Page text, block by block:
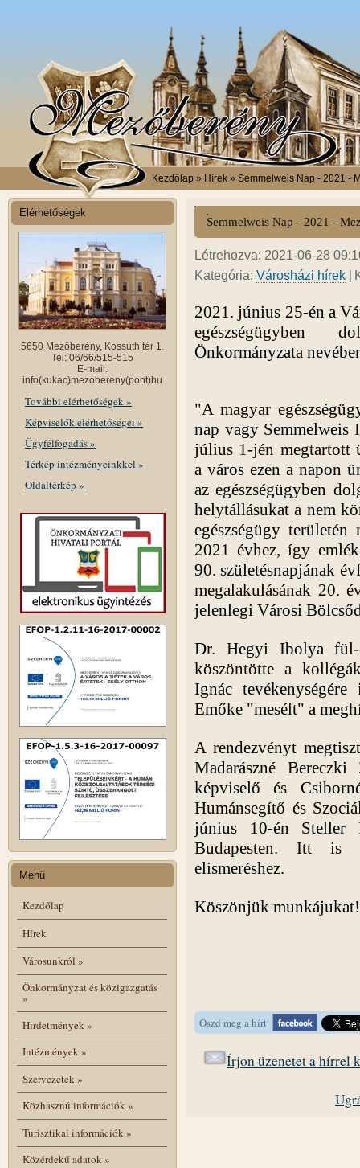
Kezdőlap » Hírek » Semmelweis Nap - 2021 -
Elérhetőségek
5650 Mezőberény, Kossuth tér 1.
Tel: 06/66/515-515
E-mail:
info(kukac)mezobereny(pont)hu
További elérhetőségek »
Képviselők elérhetőségei »
Ügyfélfogadás »
Térkép intézményeinkkel »
Oldaltérkép »
Menü
Kezdőlap
Hírek
Városunkról »
Önkormányzat és közigazgatás
»
Hirdetmények»
Intézmények»
Szervezetek»
Közhasznú információk»
Turisztikai információk»
Közérdekű adatok»
Semmelweis Nap - 2021 -
Létrehozva: 2021-06-28
Kategória: Városházi hírek |
2021. június 25-én a
egészségügyben
Önkormányzata
"A magyar
nap vagy Semmelweis
július 1-jén megtartott
a város ezen a napon
az egészségügyben
helytállásukat a nem
egészségügy
2021 évhez, így
90. születésnapjának
megalakulásának 20.
jelenlegi Városi
Dr. Hegyi Ibolya fül-
köszöntötte a
Ignác
Emőke "mesélt" a
A rendezvényt
Madarászné
képviselő és
Humánsegítő és
június 10-én Steller
Budapesten. Itt is
elismeréshez.
Köszönjük munkájukat!
Oszd meg a hírt
Írjon üzenetet a hírrel